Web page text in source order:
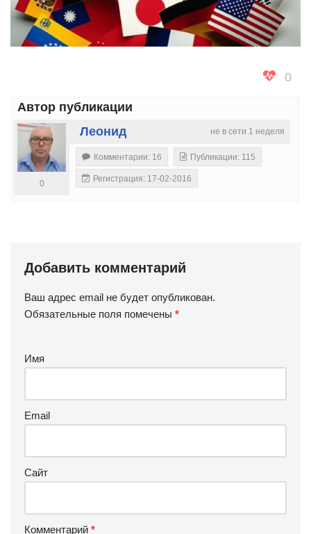
0
Автор публикации
не в сети 1 неделя
Леонид
0
Комментарии: 16 Публикации: 115
Регистрация: 17-02-2016
Добавить комментарий
Ваш адрес email не будет опубликован.
Обязательные поля помечены *
Имя
Email
Сайт
Комментарий *